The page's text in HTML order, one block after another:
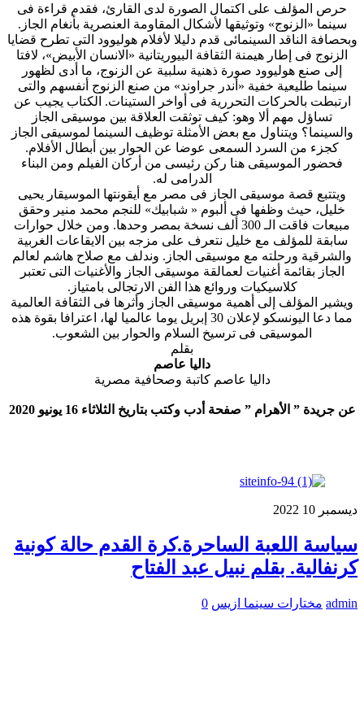
حرص المؤلف على اكتمال الصورة لدى القارئ، فقدم قراءة فى
سينما «الزنوج» وتوثيقها لأشكال المقاومة العنصرية بأنغام الجاز.
وبحصافة الناقد السينمائى قدم دليلا لأفلام هوليوود التى تطرح قضايا
الزنوج فى إطار هيمنة الثقافة البيوريتانية «الانسان الأبيض»، لافتا
إلى صنع هوليوود صورة ذهنية سلبية عن الزنوج، ما أدى لظهور
سينما طليعية خفية «أندر جراوند» من صنع الزنوج أنفسهم والتى
ارتبطت بالحركات التحررية فى أواخر الستينات. الكتاب يجيب عن
تساؤل مهم ألا وهو: كيف توثقت العلاقة بين موسيقى الجاز
والسينما؟ ويتناول مع بعض الأمثلة توظيف السينما لموسيقى الجاز
كجزء من السرد السمعى عوضا عن الحوار بين أبطال الأفلام.
فحضور الموسيقى هنا ركن رئيسى من أركان الفيلم ومن البناء
الدرامى له.
ويتتبع قصة موسيقى الجاز فى مصر مع أيقونتها الموسيقار يحيى
خليل، حيث وظفها فى ألبوم « شبابيك» للنجم محمد منير وحقق
مبيعات فاقت الـ 300 ألف نسخة بمصر وحدها. ومن خلال حوارات
سابقة للمؤلف مع خليل نتعرف على مزجه بين الايقاعات الغربية
والشرقية ورحلته مع موسيقى الجاز. وندلف مع صلاح هاشم لعالم
الجاز بقائمة أغنيات لعمالقة موسيقى الجاز والأغنيات التى تعتبر
كلاسيكيات وروائع هذا الفن الارتجالى بامتياز.
ويشير المؤلف إلى أهمية موسيقى الجاز وأثرها فى الثقافة العالمية
مما دعا اليونسكو لإعلان 30 إبريل يوما عالميا لها، اعترافا بقوة هذه
الموسيقى فى ترسيخ السلام والحوار بين الشعوب.
بقلم
داليا عاصم
داليا عاصم كاتبة وصحافية مصرية
عن جريدة ” الأهرام ” صفحة أدب وكتب بتاريخ الثلاثاء 16 يونيو 2020
ديسمبر 10
2022
سياسة اللعبة الساحرة.كرة القدم حالة كونية
كرنفالية. بقلم نبيل عبد الفتاح
admin مختارات سينما ازيس 0